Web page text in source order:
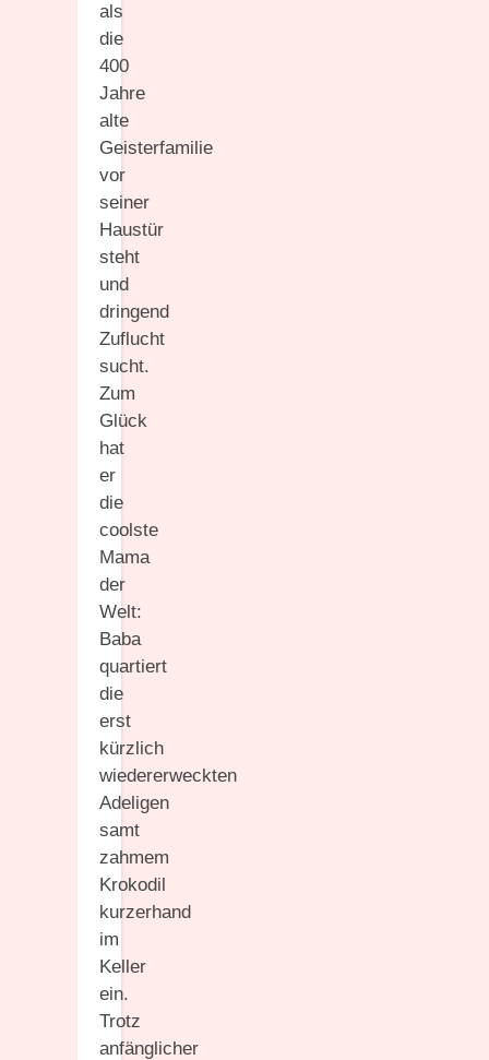
als
die
400
Jahre
alte
Geisterfamilie
vor
seiner
Haustür
steht
und
dringend
Zuflucht
sucht.
Zum
Glück
hat
er
die
coolste
Mama
der
Welt:
Baba
quartiert
die
erst
kürzlich
wiedererweckten
Adeligen
samt
zahmem
Krokodil
kurzerhand
im
Keller
ein.
Trotz
anfänglicher